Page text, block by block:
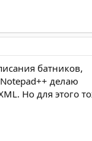
батников,
делаю
Но для этого